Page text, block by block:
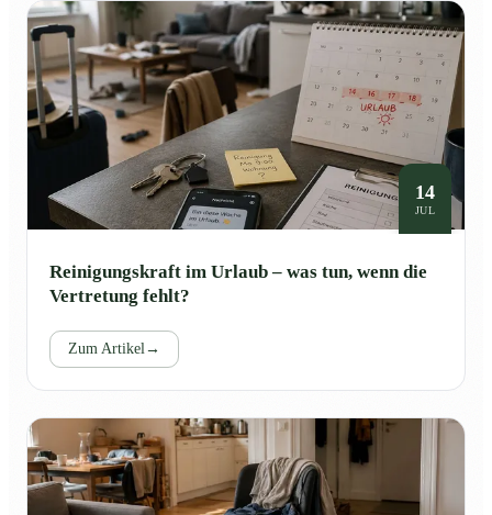
14
JUL
Reinigungskraft im Urlaub – was tun, wenn die
Vertretung fehlt?
Zum Artikel→